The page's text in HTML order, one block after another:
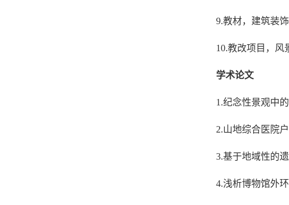
9.教材，建筑装
10.教改项目，风
学术论文
1.纪念性景观中
2.山地综合医院
3.基于地域性的
4.浅析博物馆外